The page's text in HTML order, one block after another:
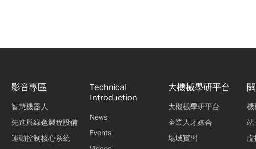
影音專區
智慧機器人
先進與綠色製程設備
運動控制核心系統
Technical
Introduction
News
Events
大機械學研平台
大機械學研平台
企業人才媒合
場域實習
機
站
虛